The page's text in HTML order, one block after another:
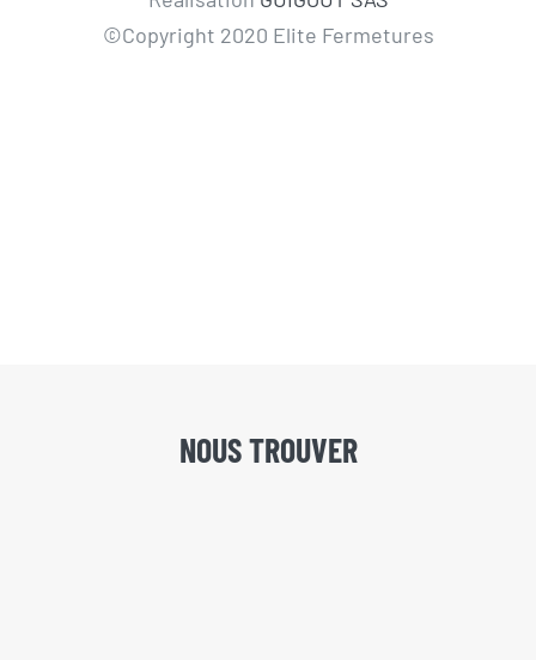
©Copyright 2020 Elite Fermetures
NOUS TROUVER